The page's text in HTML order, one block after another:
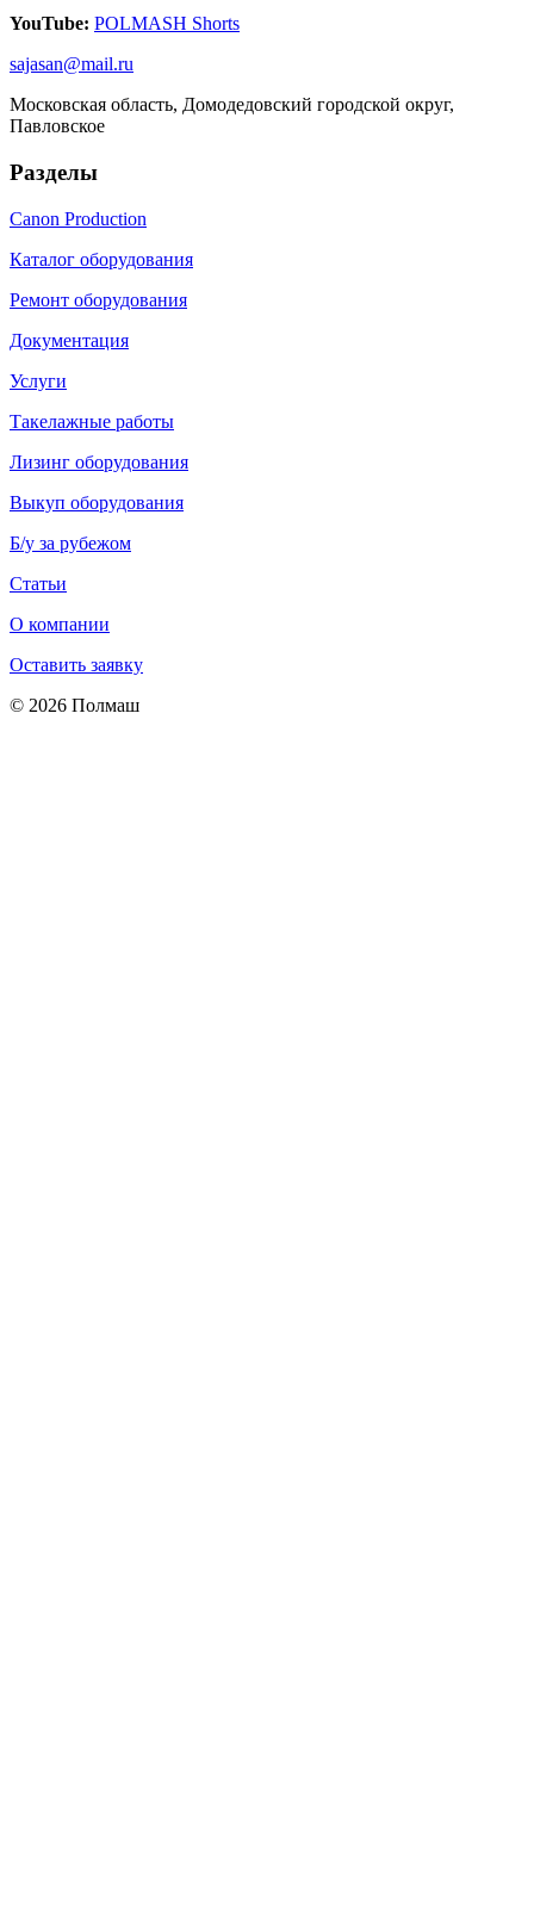
YouTube: POLMASH Shorts
sajasan@mail.ru
Московская область, Домодедовский городской округ,
Павловское
Разделы
Canon Production
Каталог оборудования
Ремонт оборудования
Документация
Услуги
Такелажные работы
Лизинг оборудования
Выкуп оборудования
Б/у за рубежом
Статьи
О компании
Оставить заявку
© 2026 Полмаш